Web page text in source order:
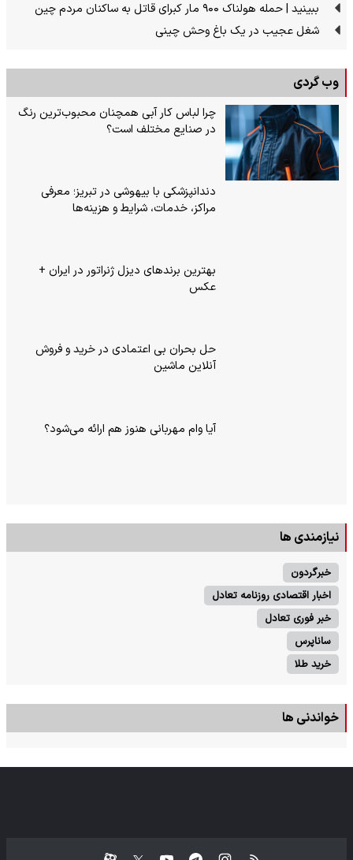
ببینید | حمله هولناک ۹۰۰ مار کبرای قاتل به ساکنان مردم چین
شغل عجیب در یک باغ وحش چینی
وب گردی
چرا لباس کار آبی همچنان محبوب‌ترین رنگ
در صنایع مختلف است؟
دندانپزشکی با بیهوشی در تبریز؛ معرفی
مراکز، خدمات، شرایط و هزینه‌ها
بهترین برندهای دیزل ژنراتور در ایران +
عکس
حل بحران بی‌ اعتمادی در خرید و فروش
آنلاین ماشین
آیا وام مهربانی هنوز هم ارائه می‌شود؟
نیازمندی ها
خبرگردون
اخبار اقتصادی روزنامه تعادل
خبر فوری تعادل
ساناپرس
خرید طلا
خواندنی ها